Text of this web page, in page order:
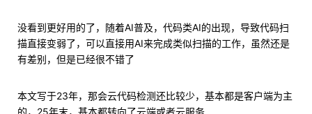
没看到更好用的了，随着AI普及，代码类AI的出现，导致代码扫
描直接变弱了，可以直接用AI来完成类似扫描的工作，虽然还是
有差别，但是已经很不错了
本文写于23年，那会云代码检测还比较少，基本都是客户端为主
的，25年末，基本都转向了云端或者云服务